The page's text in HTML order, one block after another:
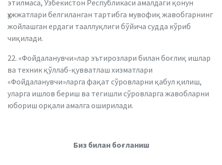
этилмаса, Ўзбекистон Республикаси амалдаги қонун
ҳужжатлари белгиланган тартибга мувофиқ жавобгарнинг
жойлашган ердаги тааллуқлиги бўйича судда кўриб
чиқилади.
22. «Фойдаланувчи»лар эътирозлари билан боғлиқ ишлар
ва техник қўллаб-қувватлаш хизматлари
«Фойдаланувчи»ларга фақат сўровларни қабул қилиш,
уларга ишлов бериш ва тегишли сўровларга жавобларни
юбориш орқали амалга оширилади.
Биз билан боғланиш